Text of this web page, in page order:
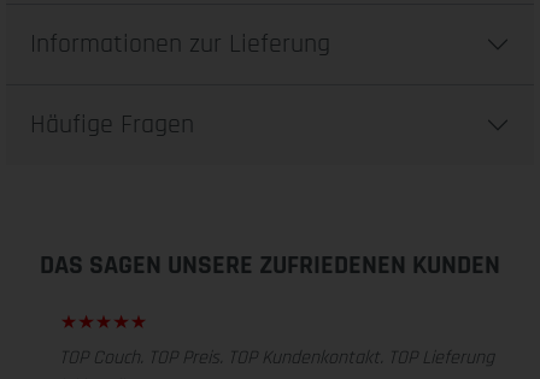
Informationen zur Lieferung
Häufige Fragen
DAS SAGEN UNSERE ZUFRIEDENEN KUNDEN
TOP Couch. TOP Preis. TOP Kundenkontakt. TOP Lieferung